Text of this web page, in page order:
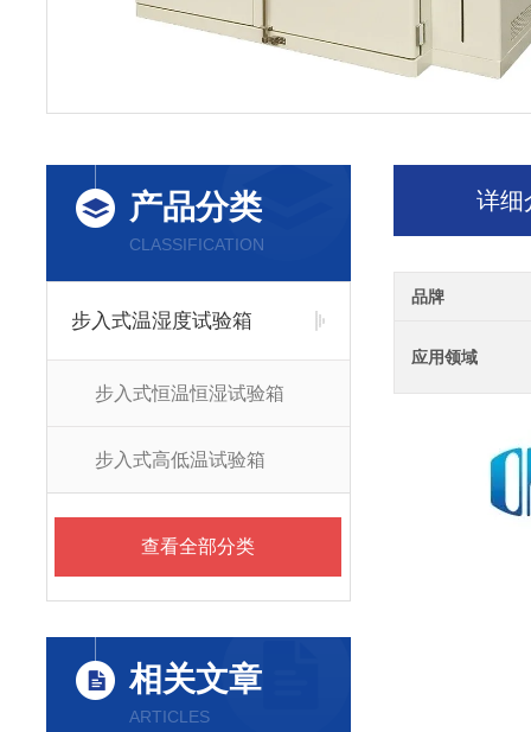
产品分类
CLASSIFICATION
步入式温湿度试验箱
步入式恒温恒湿试验箱
步入式高低温试验箱
查看全部分类
相关文章
ARTICLES
详细
品牌
应用领域